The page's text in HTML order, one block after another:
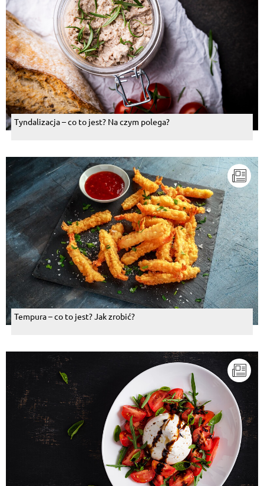
Tyndalizacja – co to jest? Na czym polega?
Tempura – co to jest? Jak zrobić?